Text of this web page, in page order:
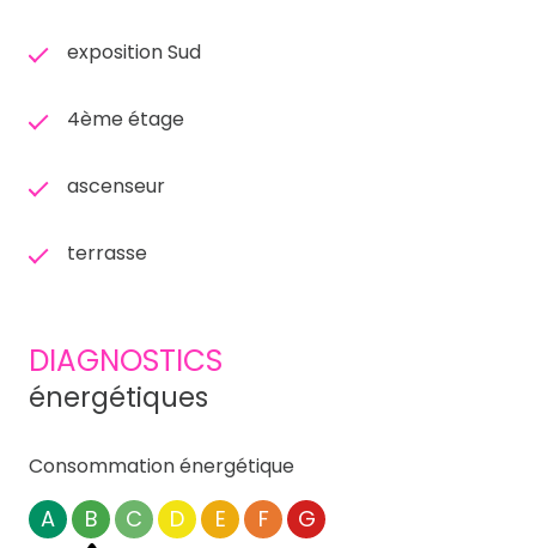
exposition Sud
4ème étage
ascenseur
terrasse
DIAGNOSTICS
énergétiques
Consommation énergétique
A B C D E F G